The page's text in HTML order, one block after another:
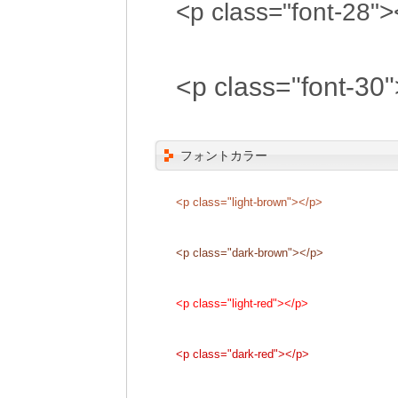
<p class="font-
<p class="font-
フォントカラー
<p class="light-brown"></p>
<p class="dark-brown"></p>
<p class="light-red"></p>
<p class="dark-red"></p>